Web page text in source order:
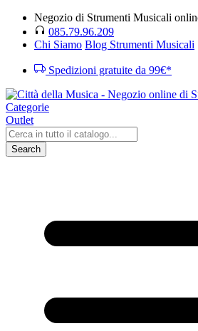
Negozio di Strumenti Musicali
085.79.96.209
Chi Siamo Blog Strumenti Musicali
Spedizioni gratuite da 99€*
Categorie
Outlet
Search